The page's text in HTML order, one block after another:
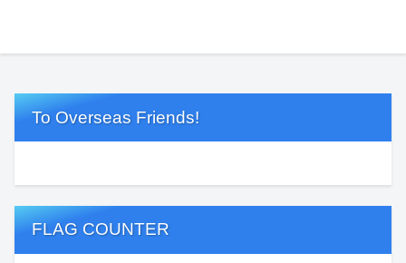
To Overseas Friends!
FLAG COUNTER